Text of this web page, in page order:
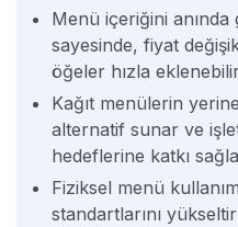
Menü içeriğini
sayesinde, fiyat
öğeler hızla
Kağıt menülerin
alternatif sunar ve
hedeflerine katkı
Fiziksel menü
standartlarını